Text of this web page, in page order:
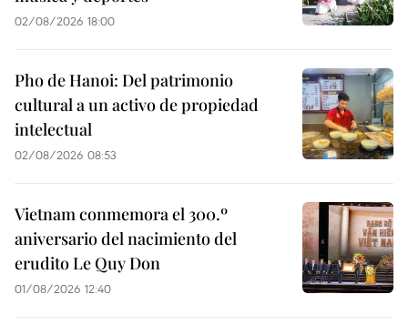
02/08/2026 18:00
Pho de Hanoi: Del patrimonio
cultural a un activo de propiedad
intelectual
02/08/2026 08:53
Vietnam conmemora el 300.º
aniversario del nacimiento del
erudito Le Quy Don
01/08/2026 12:40